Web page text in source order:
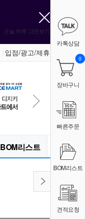
오늘 하루 그만보기
입점/광고/제휴
BOM리스트
카톡상담
장바구니
0
빠른주문
BOM리스트
견적요청